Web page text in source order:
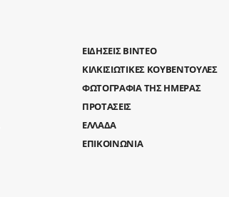
ΕΙΔΗΣΕΙΣ ΒΙΝΤΕΟ
ΚΙΛΚΙΣΙΩΤΙΚΕΣ ΚΟΥΒΕΝΤΟΥΛΕΣ
ΦΩΤΟΓΡΑΦΙΑ ΤΗΣ ΗΜΕΡΑΣ
ΠΡΟΤΑΣΕΙΣ
ΕΛΛΑΔΑ
ΕΠΙΚΟΙΝΩΝΙΑ